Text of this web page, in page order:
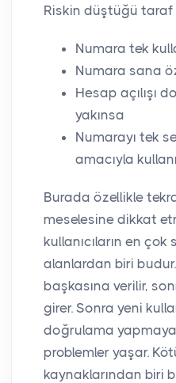
Riskin düştüğü
Numara tek
Numara sana
Hesap açılışı
yakınsa
Numarayı tek
amacıyla
Burada özellikle
meselesine dikkat
kullanıcıların en çok
alanlardan biri
başkasına verilir,
girer. Sonra yeni
doğrulama yapmaya
problemler yaşar.
kaynaklarından biri